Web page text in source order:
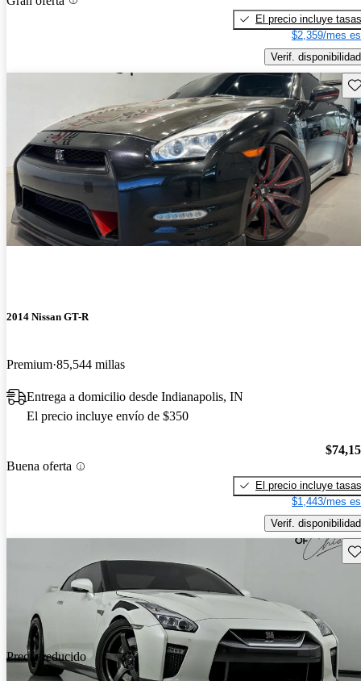
El precio incluye tasas
$2,359/mes
Verif. disponibilidad
2014 Nissan GT-R
Premium 85,544 millas
Entrega a domicilio desde Indianapolis, IN
El precio incluye envío de $350
Buena oferta
El precio incluye tasas
$1,443/mes
Verif. disponibilidad
Precio reducido